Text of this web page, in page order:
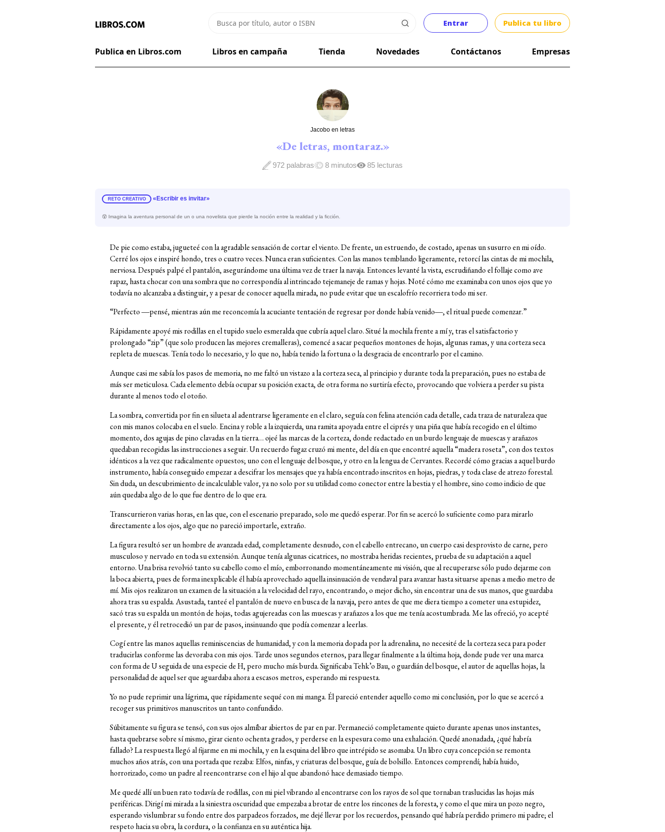
Entrar Publica tu libro
Publica en Libros.com Libros en campaña Tienda Novedades Contáctanos Empresas
Jacobo en letras
«De letras, montaraz.»
972 palabras 8 minutos 85 lecturas
RETO CREATIVO «Escribir es invitar»
😵 Imagina la aventura personal de un o una novelista que pierde la noción entre la realidad y la ficción.
De pie como estaba, jugueteé con la agradable sensación de cortar el viento. De frente, un estruendo, de costado, apenas un susurro en mi oído.
Cerré los ojos e inspiré hondo, tres o cuatro veces. Nunca eran suficientes. Con las manos temblando ligeramente, retorcí las cintas de mi mochila,
nerviosa. Después palpé el pantalón, asegurándome una última vez de traer la navaja. Entonces levanté la vista, escrudiñando el follaje como ave
rapaz, hasta chocar con una sombra que no correspondía al intrincado tejemaneje de ramas y hojas. Noté cómo me examinaba con unos ojos que yo
todavía no alcanzaba a distinguir, y a pesar de conocer aquella mirada, no pude evitar que un escalofrío recorriera todo mi ser.
“Perfecto ―pensé, mientras aún me reconcomía la acuciante tentación de regresar por donde había venido―, el ritual puede comenzar.”
Rápidamente apoyé mis rodillas en el tupido suelo esmeralda que cubría aquel claro. Situé la mochila frente a mí y, tras el satisfactorio y
prolongado “zip” (que solo producen las mejores cremalleras), comencé a sacar pequeños montones de hojas, algunas ramas, y una corteza seca
repleta de muescas. Tenía todo lo necesario, y lo que no, había tenido la fortuna o la desgracia de encontrarlo por el camino.
Aunque casi me sabía los pasos de memoria, no me faltó un vistazo a la corteza seca, al principio y durante toda la preparación, pues no estaba de
más ser meticulosa. Cada elemento debía ocupar su posición exacta, de otra forma no surtiría efecto, provocando que volviera a perder su pista
durante al menos todo el otoño.
La sombra, convertida por fin en silueta al adentrarse ligeramente en el claro, seguía con felina atención cada detalle, cada traza de naturaleza que
con mis manos colocaba en el suelo. Encina y roble a la izquierda, una ramita apoyada entre el ciprés y una piña que había recogido en el último
momento, dos agujas de pino clavadas en la tierra… ojeé las marcas de la corteza, donde redactado en un burdo lenguaje de muescas y arañazos
quedaban recogidas las instrucciones a seguir. Un recuerdo fugaz cruzó mi mente, del día en que encontré aquella “madera roseta”, con dos textos
idénticos a la vez que radicalmente opuestos; uno con el lenguaje del bosque, y otro en la lengua de Cervantes. Recordé cómo gracias a aquel burdo
instrumento, había conseguido empezar a descifrar los mensajes que ya había encontrado inscritos en hojas, piedras, y toda clase de atrezo forestal.
Sin duda, un descubrimiento de incalculable valor, ya no solo por su utilidad como conector entre la bestia y el hombre, sino como indicio de que
aún quedaba algo de lo que fue dentro de lo que era.
Transcurrieron varias horas, en las que, con el escenario preparado, solo me quedó esperar. Por fin se acercó lo suficiente como para mirarlo
directamente a los ojos, algo que no pareció importarle, extraño.
La figura resultó ser un hombre de avanzada edad, completamente desnudo, con el cabello entrecano, un cuerpo casi desprovisto de carne, pero
musculoso y nervado en toda su extensión. Aunque tenía algunas cicatrices, no mostraba heridas recientes, prueba de su adaptación a aquel
entorno. Una brisa revolvió tanto su cabello como el mío, emborronando momentáneamente mi visión, que al recuperarse sólo pudo dejarme con
la boca abierta, pues de forma inexplicable él había aprovechado aquella insinuación de vendaval para avanzar hasta situarse apenas a medio metro de
mí. Mis ojos realizaron un examen de la situación a la velocidad del rayo, encontrando, o mejor dicho, sin encontrar una de sus manos, que guardaba
ahora tras su espalda. Asustada, tanteé el pantalón de nuevo en busca de la navaja, pero antes de que me diera tiempo a cometer una estupidez,
sacó tras su espalda un montón de hojas, todas agujereadas con las muescas y arañazos a los que me tenía acostumbrada. Me las ofreció, yo acepté
el presente, y él retrocedió un par de pasos, insinuando que podía comenzar a leerlas.
Cogí entre las manos aquellas reminiscencias de humanidad, y con la memoria dopada por la adrenalina, no necesité de la corteza seca para poder
traducirlas conforme las devoraba con mis ojos. Tarde unos segundos eternos, para llegar finalmente a la última hoja, donde pude ver una marca
con forma de U seguida de una especie de H, pero mucho más burda. Significaba Tehk’o Bau, o guardián del bosque, el autor de aquellas hojas, la
personalidad de aquel ser que aguardaba ahora a escasos metros, esperando mi respuesta.
Yo no pude reprimir una lágrima, que rápidamente sequé con mi manga. Él pareció entender aquello como mi conclusión, por lo que se acercó a
recoger sus primitivos manuscritos un tanto confundido.
Súbitamente su figura se tensó, con sus ojos almíbar abiertos de par en par. Permaneció completamente quieto durante apenas unos instantes,
hasta quebrarse sobre sí mismo, girar ciento ochenta grados, y perderse en la espesura como una exhalación. Quedé anonadada, ¿qué habría
fallado? La respuesta llegó al fijarme en mi mochila, y en la esquina del libro que intrépido se asomaba. Un libro cuya concepción se remonta
muchos años atrás, con una portada que rezaba: Elfos, ninfas, y criaturas del bosque, guía de bolsillo. Entonces comprendí; había huido,
horrorizado, como un padre al reencontrarse con el hijo al que abandonó hace demasiado tiempo.
Me quedé allí un buen rato todavía de rodillas, con mi piel vibrando al encontrarse con los rayos de sol que tornaban traslucidas las hojas más
periféricas. Dirigí mi mirada a la siniestra oscuridad que empezaba a brotar de entre los rincones de la foresta, y como el que mira un pozo negro,
esperando vislumbrar su fondo entre dos parpadeos forzados, me dejé llevar por los recuerdos, pensando qué habría perdido primero mi padre; el
respeto hacia su obra, la cordura, o la confianza en su auténtica hija.